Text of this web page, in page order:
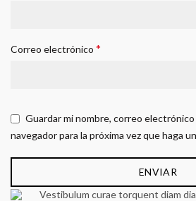
Correo electrónico *
Guardar mi nombre, correo
navegador para la próxima vez que haga
Vestibulum curae torquent diam